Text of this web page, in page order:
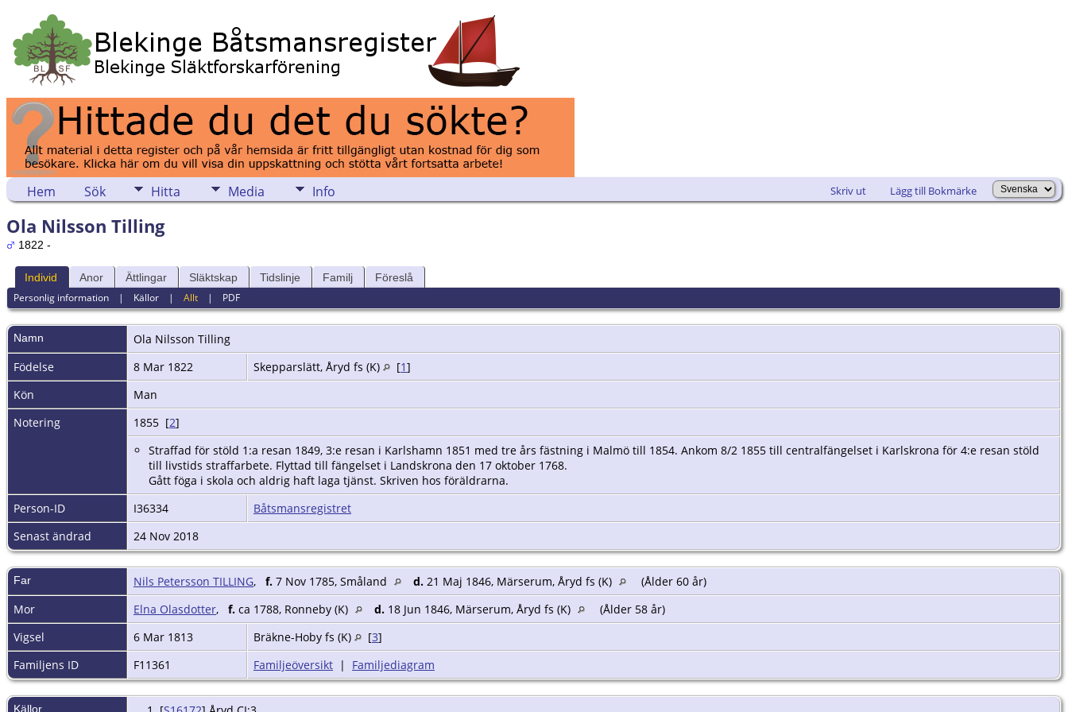
Hem Sök Hitta Media Info Skriv ut Lägg till Bokmärke
Ola Nilsson Tilling
1822 -
Individ Anor Ättlingar Släktskap Tidslinje Familj Föreslå
Personlig information | Källor |Allt | PDF
Namn Ola Nilsson Tilling
Födelse
8 Mar 1822 Skepparslätt, Åryd fs (K) [1]
Kön
Man
Notering
1855 [2]
Straffad för stöld 1:a resan 1849, 3:e resan i Karlshamn 1851 med tre års fästning i Malmö till 1854. Ankom 8/2 1855 till centralfängelset i Karlskrona för 4:e resan stöld
till livstids straffarbete. Flyttad till fängelset i Landskrona den 17 oktober 1768.
Gått föga i skola och aldrig haft laga tjänst. Skriven hos föräldrarna.
Person-ID
I36334
Båtsmansregistret
Senast ändrad
24 Nov 2018
Far Nils Petersson TILLING, f. 7 Nov 1785, Småland d. 21 Maj 1846, Märserum, Åryd fs (K)
(Ålder 60 år)
Mor
Elna Olasdotter, f. ca 1788, Ronneby (K) d. 18 Jun 1846, Märserum, Åryd fs (K)
(Ålder 58 år)
Vigsel
6 Mar 1813 Bräkne-Hoby fs (K) [3]
Familjens ID
F11361 Familjeöversikt | Familjediagram
Källor